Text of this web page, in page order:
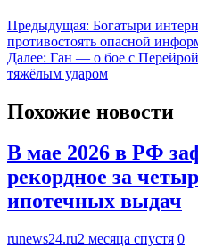
Предыдущая: Богатыри
противостоять опасной
Далее: Ган — о бое с
тяжёлым ударом
Похожие новости
В мае 2026 в РФ
рекордное за
ипотечных выдач
runews24.ru2 месяца спустя 0